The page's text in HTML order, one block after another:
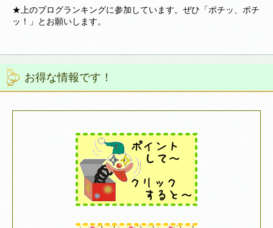
★上のブログランキングに参加しています。ぜひ「ポチッ、ポチ
ッ！」とお願いします。
お得な情報です！